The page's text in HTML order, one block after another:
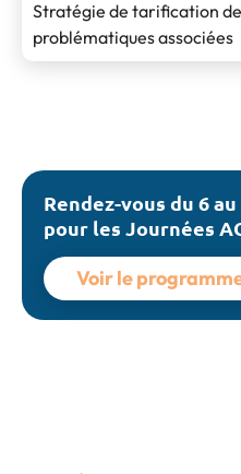
Stratégie de tarification
problématiques associées
Rendez-vous du 6
pour les Journées
Voir le